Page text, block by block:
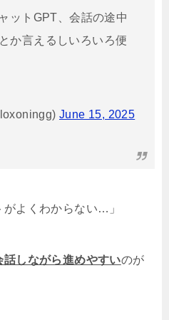
ットGPT、会話の途中
か言えるしいろいろ便
June 15, 2025
がよくわからない…」
話しながら進めやすいのが